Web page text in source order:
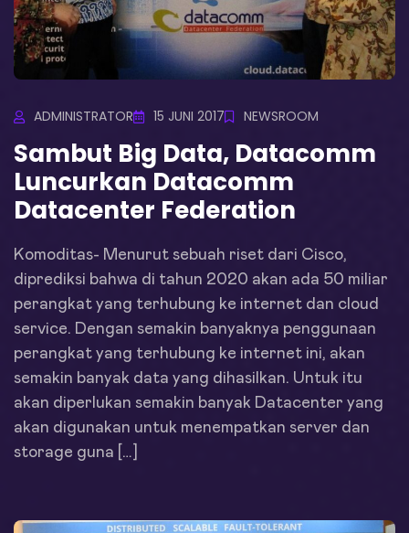
ADMINISTRATOR 15 JUNI 2017 NEWSROOM
Sambut Big Data, Datacomm
Luncurkan Datacomm
Datacenter Federation
Komoditas- Menurut sebuah riset dari Cisco,
diprediksi bahwa di tahun 2020 akan ada 50 miliar
perangkat yang terhubung ke internet dan cloud
service. Dengan semakin banyaknya penggunaan
perangkat yang terhubung ke internet ini, akan
semakin banyak data yang dihasilkan. Untuk itu
akan diperlukan semakin banyak Datacenter yang
akan digunakan untuk menempatkan server dan
storage guna […]